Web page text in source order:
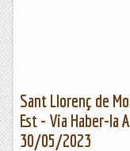
Sant Llorenç de
Est - Via Haber-la
30/05/2023